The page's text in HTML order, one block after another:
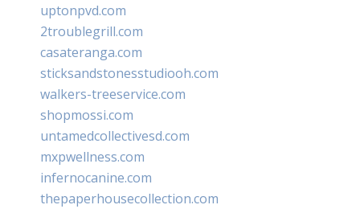
uptonpvd.com
2troublegrill.com
casateranga.com
sticksandstonesstudiooh.com
walkers-treeservice.com
shopmossi.com
untamedcollectivesd.com
mxpwellness.com
infernocanine.com
thepaperhousecollection.com